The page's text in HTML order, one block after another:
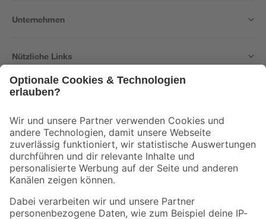
Unternehmen
Nützliche Links
Der toom Newsletter: Keine Angebote und Aktionen mehr verpassen!
Zur Newsletter Anmeldung
Folge uns